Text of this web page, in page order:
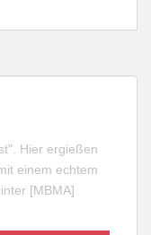
Hier ergießen
einem echtem
[MBMA]